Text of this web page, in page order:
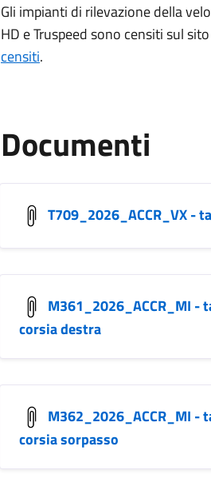
Gli impianti di rilevazione della
HD e Truspeed sono censiti sul
censiti.
Documenti
T709_2026_ACCR_VX -
M361_2026_ACCR_MI -
corsia destra
M362_2026_ACCR_MI -
corsia sorpasso